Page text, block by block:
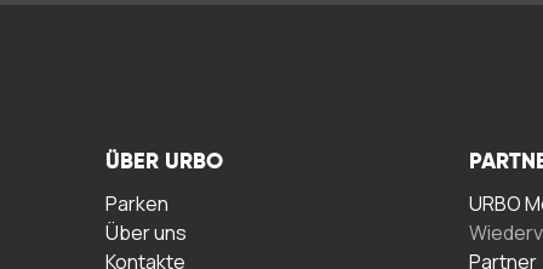
ÜBER URBO
Parken
Über uns
Kontakte
URBO
Partner